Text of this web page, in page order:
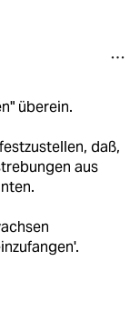
überein.
daß,
aus